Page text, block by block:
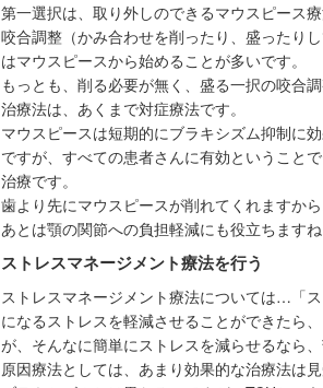
第一選択は、取り外しのできるマウスピース
咬合調整（かみ合わせを削ったり、盛ったり
はマウスピースから始めることが多いです。
もっとも、削る必要が無く、盛る一択の咬合
治療法は、あくまで対症療法です。
マウスピースは短期的にブラキシズム抑制に効
ですが、すべての患者さんに有効ということ
治療です。
歯より先にマウスピースが削れてくれますか
あとは顎の関節への負担軽減にも役立ちますね
ストレスマネージメント療法を行う
ストレスマネージメント療法については…「
になるストレスを軽減させることができたら
が、そんなに簡単にストレスを減らせるなら、
原因療法としては、あまり効果的な治療法は見